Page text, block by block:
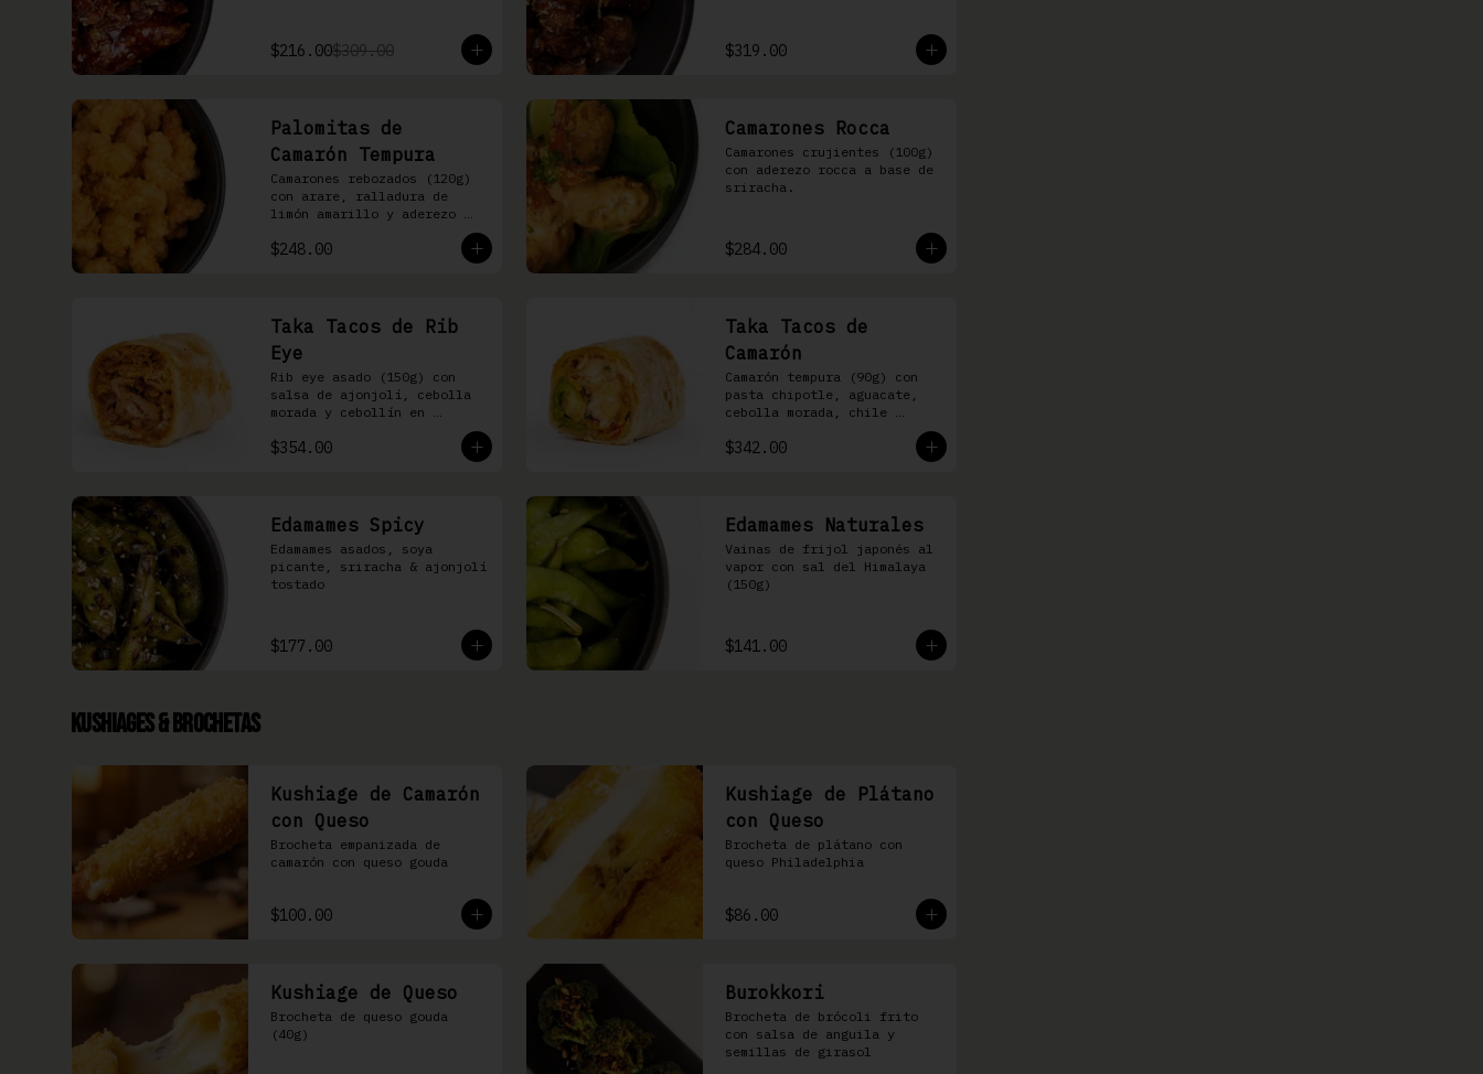
$216.00$309.00 $319.00
Palomitas de
Camarón Tempura
Camarones rebozados (120g)
con arare, ralladura de
limón amarillo y aderezo
$248.00
Camarones Rocca
Camarones crujientes (100g)
con aderezo rocca a base de
sriracha.
$284.00
Taka Tacos de Rib
Eye
Rib eye asado (150g) con
salsa de ajonjolí, cebolla
morada y cebollín en
$354.00
Taka Tacos de
Camarón
Camarón tempura (90g) con
pasta chipotle, aguacate,
cebolla morada, chile
tortilla de harina
$342.00
Edamames Spicy
Edamames asados, soya
picante, sriracha & ajonjolí
tostado
$177.00
Edamames Naturales
Vainas de frijol japonés al
vapor con sal del Himalaya
(150g)
$141.00
Kushiages & Brochetas
Kushiage de Camarón
con Queso
Brocheta empanizada de
camarón con queso gouda
$100.00
Kushiage de Plátano
con Queso
Brocheta de plátano con
queso Philadelphia
$86.00
Kushiage de Queso
Brocheta de queso gouda
(40g)
Burokkori
Brocheta de brócoli frito
con salsa de anguila y
semillas de girasol